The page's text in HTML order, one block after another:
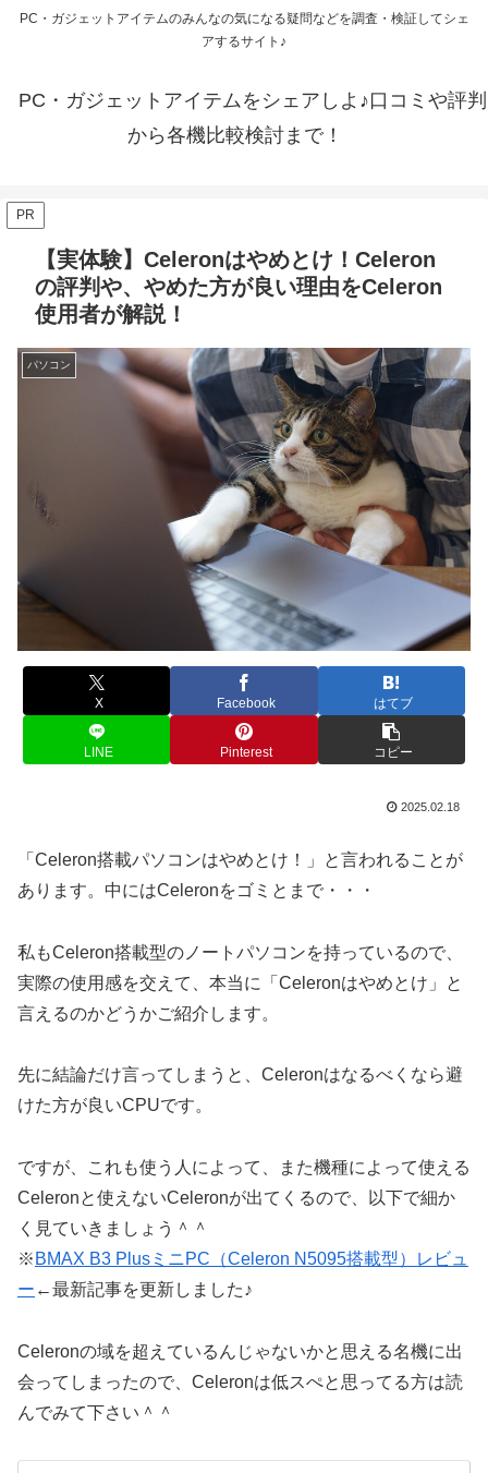
PC・ガジェットアイテムのみんなの気になる疑問などを調査・検証してシェ
アするサイト♪
PC・ガジェットアイテムをシェアしよ♪口コミや評判
から各機比較検討まで！
PR
【実体験】Celeronはやめとけ！Celeron
の評判や、やめた方が良い理由をCeleron
使用者が解説！
パソコン
X Facebook はてブ
LINE Pinterest コピー
2025.02.18
「Celeron搭載パソコンはやめとけ！」と言われることが
あります。中にはCeleronをゴミとまで・・・
私もCeleron搭載型のノートパソコンを持っているので、
実際の使用感を交えて、本当に「Celeronはやめとけ」と
言えるのかどうかご紹介します。
先に結論だけ言ってしまうと、Celeronはなるべくなら避
けた方が良いCPUです。
ですが、これも使う人によって、また機種によって使える
Celeronと使えないCeleronが出てくるので、以下で細か
く見ていきましょう＾＾
※ BMAX B3 PlusミニPC（Celeron N5095搭載型）レビュ
ー ←最新記事を更新しました♪
Celeronの域を超えているんじゃないかと思える名機に出
会ってしまったので、Celeronは低スぺと思ってる方は読
んでみて下さい＾＾